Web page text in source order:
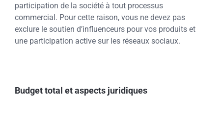
participation de la société à tout processus
commercial. Pour cette raison, vous ne devez pas
exclure le soutien d’influenceurs pour vos produits et
une participation active sur les réseaux sociaux.
Budget total et aspects juridiques